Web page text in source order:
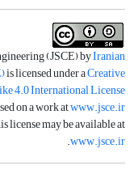
(JSCE) byIranian
is licensed under aCreative
4.0 International License
on a work atwww.jsce.ir
license may be available at
www.jsce.ir
.